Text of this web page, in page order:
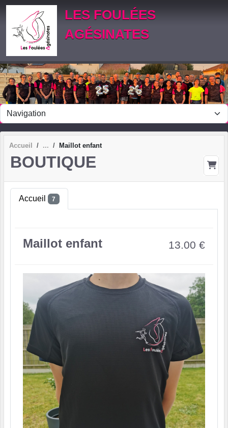
LES FOULÉES
AGÉSINATES
Accueil Maillot enfant
BOUTIQUE
Accueil 7
Maillot enfant 13.00 €
Panneau de gestion des cookies